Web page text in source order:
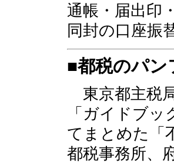
通帳・届出印
同封の口座振
■都税のパ
東京都主税
「ガイドブ
てまとめた「
都税事務所、